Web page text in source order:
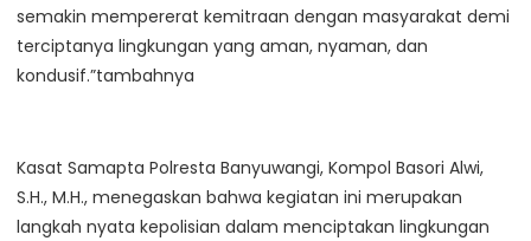
semakin mempererat kemitraan dengan masyarakat demi
terciptanya lingkungan yang aman, nyaman, dan
kondusif.”tambahnya
Kasat Samapta Polresta Banyuwangi, Kompol Basori Alwi,
S.H., M.H., menegaskan bahwa kegiatan ini merupakan
langkah nyata kepolisian dalam menciptakan lingkungan